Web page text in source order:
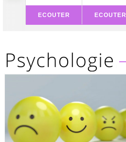
ECOUTER ECOUTER